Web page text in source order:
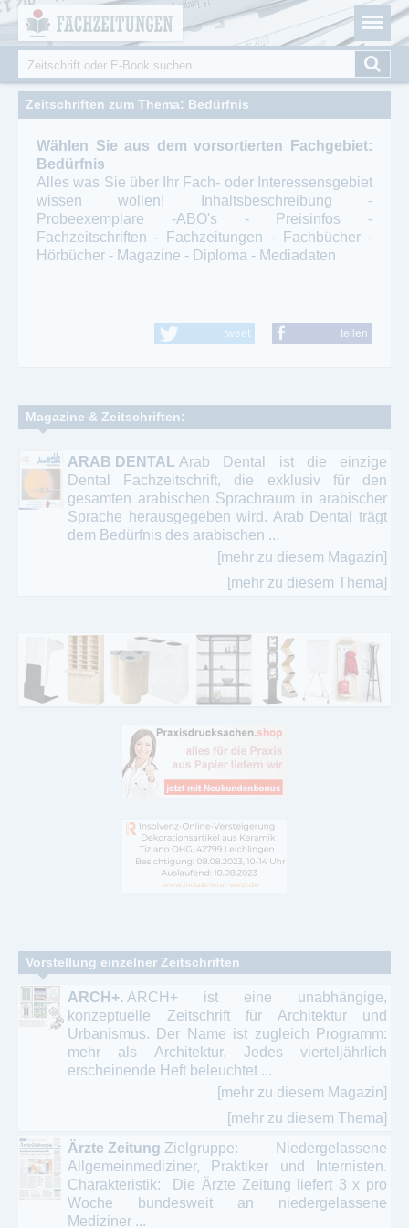
Fachzeitungen.de - Das unabhängige Portal für
Fachmagazine Fachpublikationen & eBooks
Suchformular
Suche
Zeitschriften zum Thema: Bedürfnis
Wählen Sie aus dem vorsortierten Fachgebiet:
Bedürfnis
Alles was Sie über Ihr Fach- oder Interessensgebiet
wissen wollen! Inhaltsbeschreibung -
Probeexemplare -ABO's - Preisinfos -
Fachzeitschriften - Fachzeitungen - Fachbücher -
Hörbücher - Magazine - Diploma - Mediadaten
tweet teilen
Magazine & Zeitschriften:
ARAB DENTAL Arab Dental ist die einzige
Dental Fachzeitschrift, die exklusiv für den
gesamten arabischen Sprachraum in arabischer
Sprache herausgegeben wird. Arab Dental trägt
dem Bedürfnis des arabischen ...
[mehr zu diesem Magazin]
[mehr zu diesem Thema]
Vorstellung einzelner Zeitschriften
ARCH+. ARCH+ ist eine unabhängige,
konzeptuelle Zeitschrift für Architektur und
Urbanismus. Der Name ist zugleich Programm:
mehr als Architektur. Jedes vierteljährlich
erscheinende Heft beleuchtet ...
[mehr zu diesem Magazin]
[mehr zu diesem Thema]
Ärzte Zeitung Zielgruppe: Niedergelassene
Allgemeinmediziner, Praktiker und Internisten.
Charakteristik: Die Ärzte Zeitung liefert 3 x pro
Woche bundesweit an niedergelassene
Mediziner ...
Cookie-Einstellungen